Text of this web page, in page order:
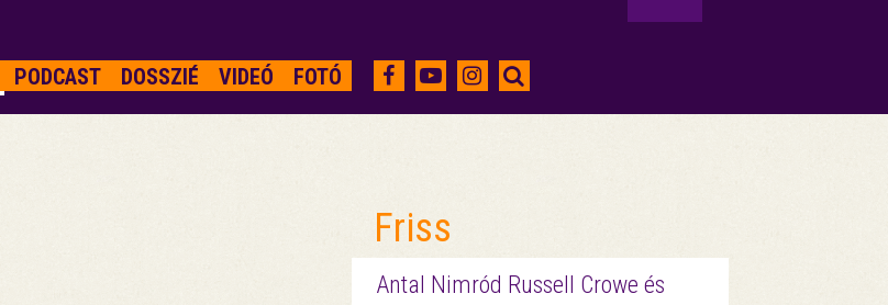
PODCAST DOSSZIÉ VIDEÓ FOTÓ
Friss
Antal Nimród Russell Crowe és